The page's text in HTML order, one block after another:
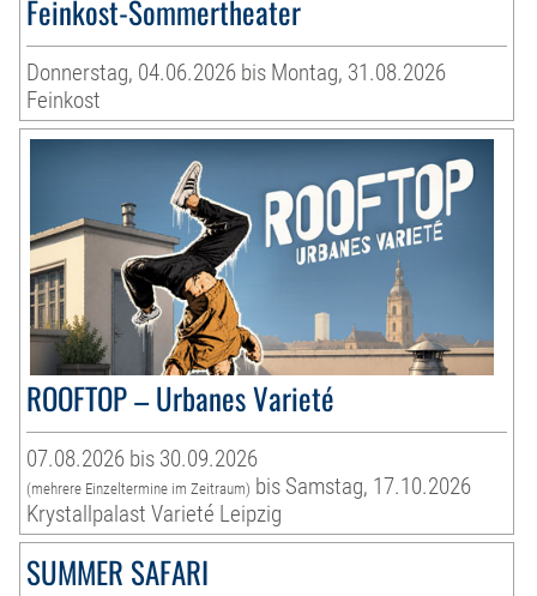
Feinkost-Sommertheater
Donnerstag, 04.06.2026 bis Montag, 31.08.2026
Feinkost
ROOFTOP – Urbanes Varieté
07.08.2026 bis 30.09.2026
(mehrere Einzeltermine im Zeitraum) bis Samstag, 17.10.2026
Krystallpalast Varieté Leipzig
SUMMER SAFARI